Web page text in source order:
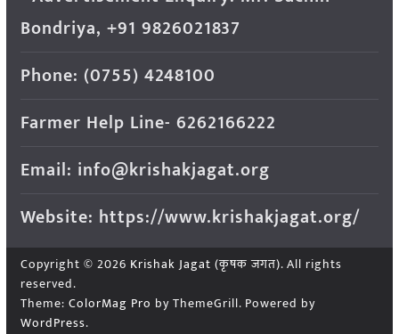
Bondriya, +91 9826021837
Phone: (0755) 4248100
Farmer Help Line- 6262166222
Email: info@krishakjagat.org
Website: https://www.krishakjagat.org/
Copyright © 2026 Krishak Jagat (कृषक जगत). All rights
reserved.
Theme: ColorMag Pro by ThemeGrill. Powered by
WordPress.